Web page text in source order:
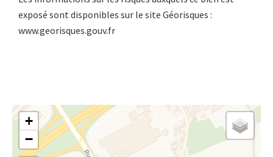
exposé sont disponibles sur le site Géorisques :
www.georisques.gouv.fr
+
−